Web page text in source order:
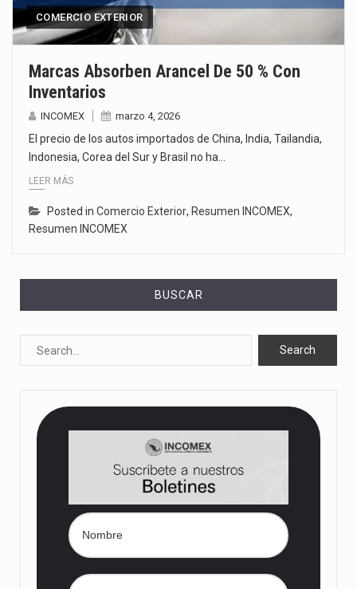
COMERCIO EXTERIOR
Marcas Absorben Arancel De 50 % Con
Inventarios
INCOMEX marzo 4, 2026
El precio de los autos importados de China, India, Tailandia,
Indonesia, Corea del Sur y Brasil no ha…
LEER MÁS
Posted in Comercio Exterior, Resumen INCOMEX,
Resumen INCOMEX
BUSCAR